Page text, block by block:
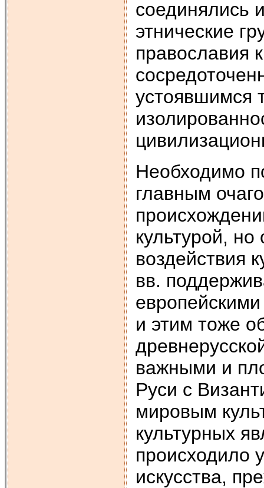
соединялись
этнические
православия
устоявшимся
Необходимо
главным
культурой,
воздействия
вв.
и этим тоже
важными и
Руси с
мировым
культурных
происходило
искусства,